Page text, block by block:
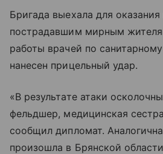
Бригада выехала для
пострадавшим мирным
работы врачей по
нанесен прицельный удар.
«В результате атаки
фельдшер, медицинская
сообщил дипломат.
произошла в Брянской